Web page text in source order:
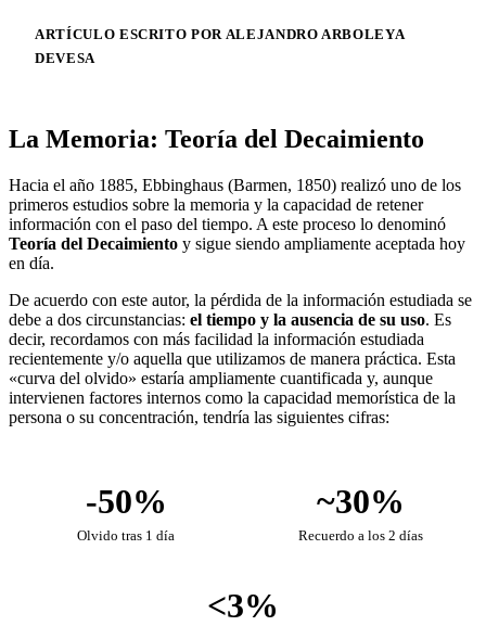
ARTÍCULO ESCRITO POR ALEJANDRO ARBOLEYA
DEVESA
La Memoria: Teoría del Decaimiento
Hacia el año 1885, Ebbinghaus (Barmen, 1850) realizó uno de los
primeros estudios sobre la memoria y la capacidad de retener
información con el paso del tiempo. A este proceso lo denominó
Teoría del Decaimiento y sigue siendo ampliamente aceptada hoy
en día.
De acuerdo con este autor, la pérdida de la información estudiada se
debe a dos circunstancias: el tiempo y la ausencia de su uso. Es
decir, recordamos con más facilidad la información estudiada
recientemente y/o aquella que utilizamos de manera práctica. Esta
«curva del olvido» estaría ampliamente cuantificada y, aunque
intervienen factores internos como la capacidad memorística de la
persona o su concentración, tendría las siguientes cifras:
-50%
Olvido tras 1 día
~30%
Recuerdo a los 2 días
<3%